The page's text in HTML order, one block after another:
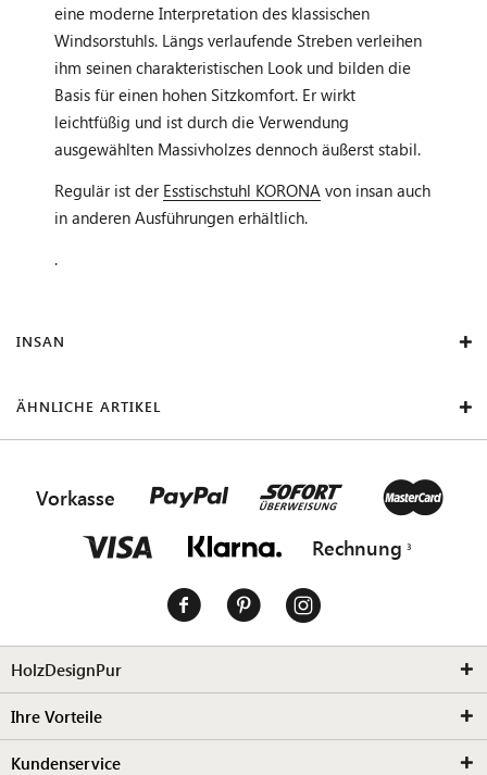
eine moderne Interpretation des klassischen
Windsorstuhls. Längs verlaufende Streben verleihen
ihm seinen charakteristischen Look und bilden die
Basis für einen hohen Sitzkomfort. Er wirkt
leichtfüßig und ist durch die Verwendung
ausgewählten Massivholzes dennoch äußerst stabil.
Regulär ist der Esstischstuhl KORONA von insan auch
in anderen Ausführungen erhältlich.
.
INSAN
ÄHNLICHE ARTIKEL
Vorkasse
Rechnung
HolzDesignPur
Ihre Vorteile
Kundenservice